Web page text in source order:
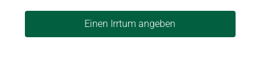
Einen Irrtum angeben